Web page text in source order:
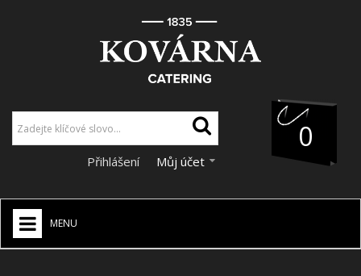
0
Přihlášení Můj účet
MENU